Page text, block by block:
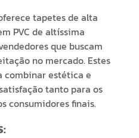
tapetes de alta
PVC de altíssima
que buscam
no mercado. Estes
combinar estética e
tanto para os
consumidores finais.